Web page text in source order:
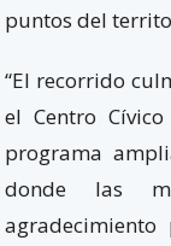
puntos del
“El recorrido
el Centro
programa
donde las